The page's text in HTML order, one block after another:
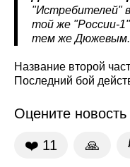
"Истребителей"
той же "России-
тем же Дюжевым.
Название второй
Последний бой
Оцените новость
❤️ 11 🙏